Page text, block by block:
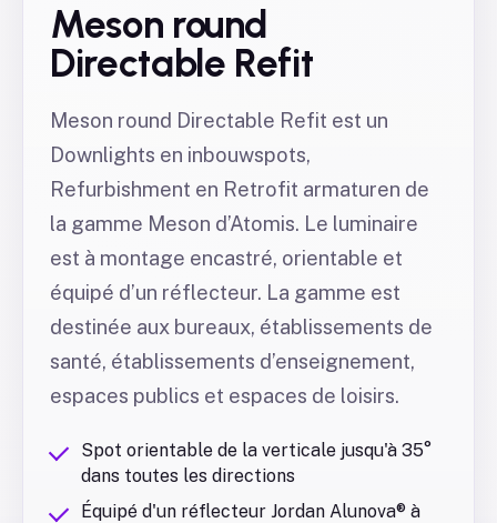
Meson round
Directable Refit
Meson round Directable Refit est un
Downlights en inbouwspots,
Refurbishment en Retrofit armaturen de
la gamme Meson d’Atomis. Le luminaire
est à montage encastré, orientable et
équipé d’un réflecteur. La gamme est
destinée aux bureaux, établissements de
santé, établissements d’enseignement,
espaces publics et espaces de loisirs.
Spot orientable de la verticale jusqu'à 35°
dans toutes les directions
Équipé d'un réflecteur Jordan Alunova® à